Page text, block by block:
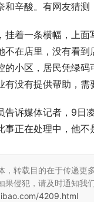
辛酸。有网友猜
着一条横幅，上
不在店里，没有看
小区，居民凭绿
没有提供帮助，需
告诉媒体记者，9日
正在处理中，他不
，转载目的在于传递
果侵犯，请及时通知
4209.html